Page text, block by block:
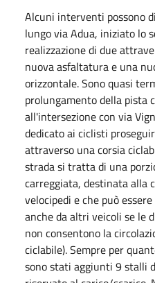
Alcuni interventi possono
lungo via Adua, iniziato lo
realizzazione di due
nuova asfaltatura e una
orizzontale. Sono quasi
prolungamento della pista
all'intersezione con via
dedicato ai ciclisti
attraverso una corsia
strada si tratta di una
carreggiata, destinata alla
velocipedi e che può
anche da altri veicoli se le
non consentono la
ciclabile). Sempre per
sono stati aggiunti 9 stalli